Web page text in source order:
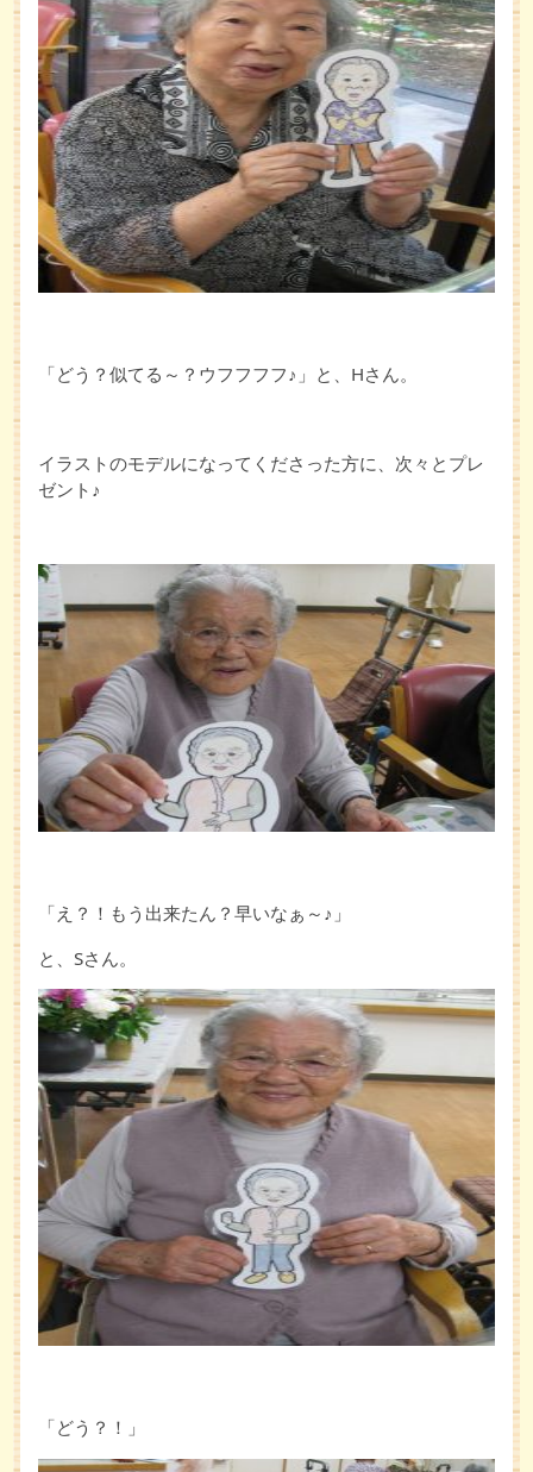
「どう？似てる～？ウフフフフ♪」と、Hさん。
イラストのモデルになってくださった方に、次々とプレ
ゼント♪
「え？！もう出来たん？早いなぁ～♪」
と、Sさん。
「どう？！」